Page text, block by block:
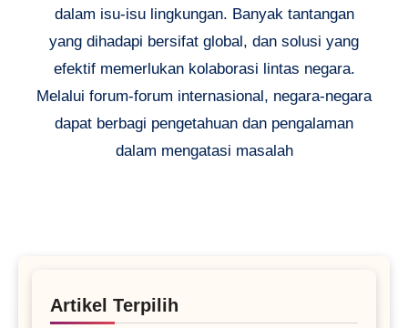
dalam isu-isu lingkungan. Banyak tantangan
yang dihadapi bersifat global, dan solusi yang
efektif memerlukan kolaborasi lintas negara.
Melalui forum-forum internasional, negara-negara
dapat berbagi pengetahuan dan pengalaman
dalam mengatasi masalah
Artikel Terpilih